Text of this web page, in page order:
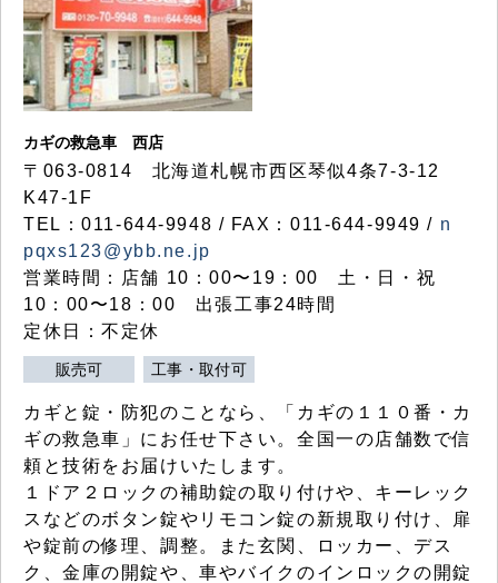
カギの救急車 西店
〒063-0814 北海道札幌市西区琴似4条7-3-12
K47-1F
TEL：011-644-9948 / FAX：011-644-9949 / n
pqxs123@ybb.ne.jp
営業時間：店舗 10：00〜19：00 土・日・祝
10：00〜18：00 出張工事24時間
定休日：不定休
販売可 工事・取付可
カギと錠・防犯のことなら、「カギの１１０番・カ
ギの救急車」にお任せ下さい。全国一の店舗数で信
頼と技術をお届けいたします。
１ドア２ロックの補助錠の取り付けや、キーレック
スなどのボタン錠やリモコン錠の新規取り付け、扉
や錠前の修理、調整。また玄関、ロッカー、デス
ク、金庫の開錠や、車やバイクのインロックの開錠